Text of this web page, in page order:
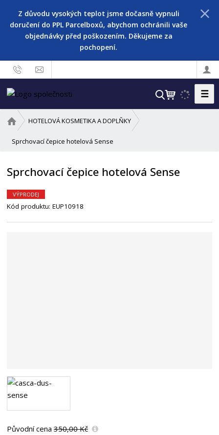
Z důvodu vysokých teplot jsme dočasně vypnuli
doručení do PPL Parcelboxů, abychom ochránili vaše
objednávky před poškozením. Děkujeme za
pochopení.
V
t
☰
v
o
í
t
r
HOTELOVÁ KOSMETIKA A DOPLŇKY
Sprchovací čepice hotelová Sense
Sprchovací čepice hotelová Sense
VÝPRODEJ
Kód produktu:EUP10918
Původní cena350,00 Kč